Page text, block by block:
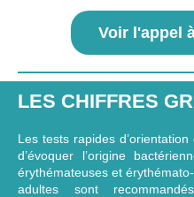
Voir l'appel
LES CHIFFRES
Les tests rapides
d’évoquer l’origine
érythémateuses et
adultes sont